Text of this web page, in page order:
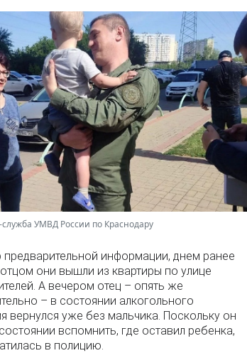
служба УМВД России по Краснодару
предварительной информации, днем ранее
они вышли из квартиры по улице
А вечером отец – опять же
– в состоянии алкогольного
вернулся уже без мальчика. Поскольку он
вспомнить, где оставил ребенка,
в полицию.